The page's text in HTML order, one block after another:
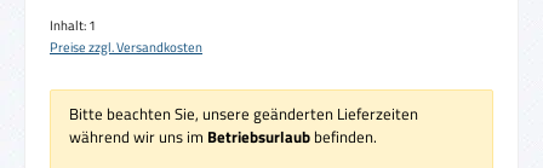
Inhalt:1
Preise zzgl. Versandkosten
Bitte beachten Sie, unsere geänderten Lieferzeiten
während wir uns im Betriebsurlaub befinden.